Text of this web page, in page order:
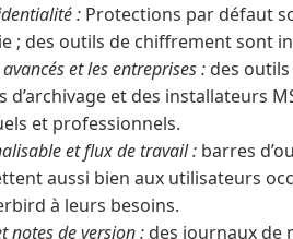
: Protections par défaut
; des outils de chiffrement sont
et les entreprises : des
d’archivage et des installateurs
et professionnels.
et flux de travail : barres
aussi bien aux utilisateurs
à leurs besoins.
notes de version : des journaux de